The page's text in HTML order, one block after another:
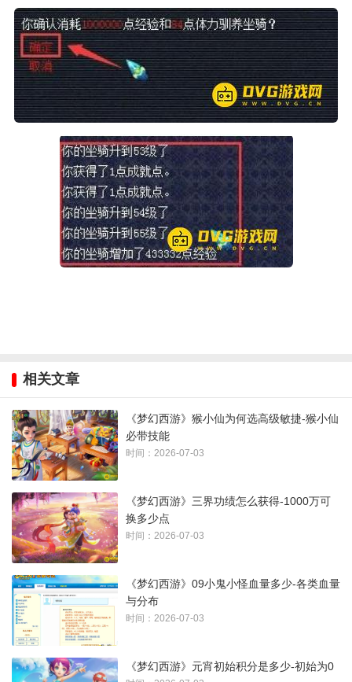
相关文章
《梦幻西游》猴小仙为何选高级敏捷-猴小仙
必带技能
时间：2026-07-03
《梦幻西游》三界功绩怎么获得-1000万可
换多少点
时间：2026-07-03
《梦幻西游》09小鬼小怪血量多少-各类血量
与分布
时间：2026-07-03
《梦幻西游》元宵初始积分是多少-初始为0